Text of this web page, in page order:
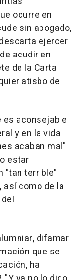
ocurre en
sin abogado,
ejercer
acudir en
de la Carta
atisbo de
es aconsejable
y en la vida
acaban mal"
estar
"tan terrible"
así como de la
difamar
que se
ha